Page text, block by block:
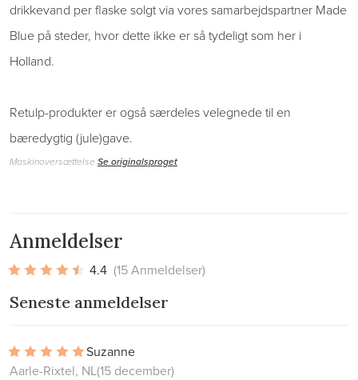
drikkevand per flaske solgt via vores samarbejdspartner Made
Blue på steder, hvor dette ikke er så tydeligt som her i
Holland.
Retulp-produkter er også særdeles velegnede til en
bæredygtig (jule)gave.
Maskinoversættelse Se originalsproget
Anmeldelser
4.4 (15 Anmeldelser)
Seneste anmeldelser
Suzanne
Aarle-Rixtel, NL(15 december)